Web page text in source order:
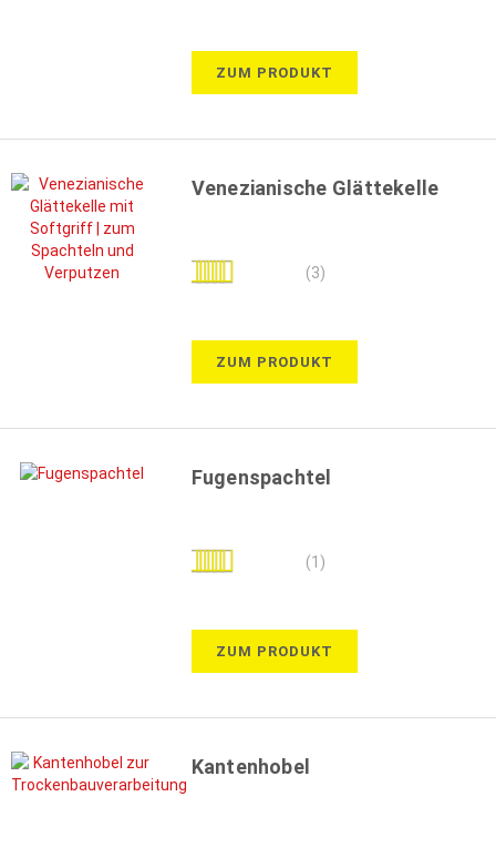
ZUM PRODUKT
Venezianische Glättekelle
Bewertung: (3)
ZUM PRODUKT
Fugenspachtel
Bewertung: (1)
ZUM PRODUKT
Kantenhobel